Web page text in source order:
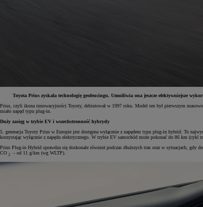
Yaris Cross
HYBRID
Toyota Prius zyskała technologię geofencingu. Umożliwia ona jeszcze efektywniejsze
Prius, czyli ikona innowacyjności Toyoty, debiutował w 1997 roku. Model ten był pierwszym
miało napęd typu plug-in.
Duży zasięg w trybie EV i wszechstronność hybrydy
5. generacja Toyoty Prius w Europie jest dostępna wyłącznie z napędem typu plug-in hybrid. To
korzystając wyłącznie z napędu elektrycznego. W trybie EV samochód może pokonać do 86 km
Prius Plug-in Hybrid sprawdza się doskonale również podczas dłuższych tras oraz w sytuacjach,
CO 2 – od 11 g/km (wg WLTP).